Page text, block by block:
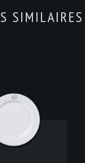
SIMILAIRES